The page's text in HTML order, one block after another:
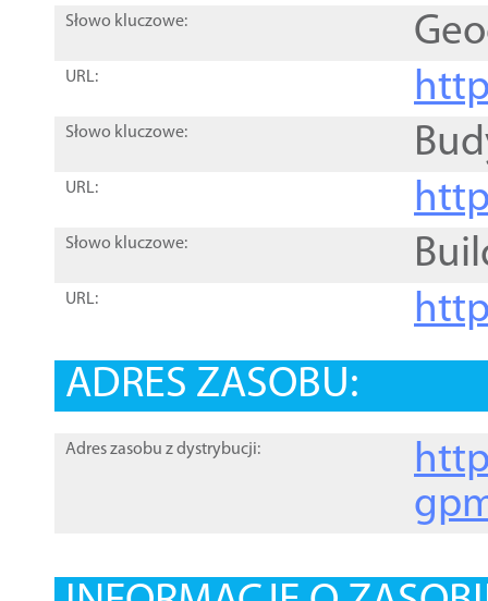
Słowo kluczowe:
URL:
Słowo kluczowe:
URL:
Słowo kluczowe:
URL:
ADRES ZASOBU:
Adres zasobu z dystrybucji: